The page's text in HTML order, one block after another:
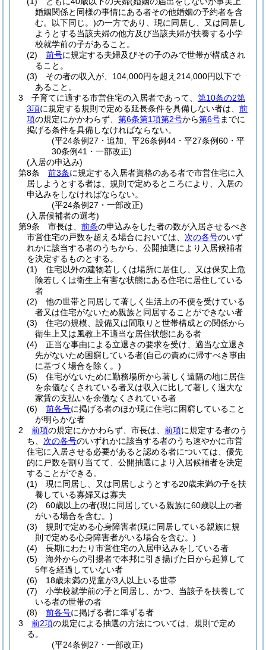
婚姻関係と同様の事情にある者その他婚姻の予約者を含
む。以下同じ。)の一方であり、現に同居し、又は同居し
ようとする当該夫婦の他方及び当該夫婦が扶養する小学
校就学前の子があること。
(2)
前号に規定する夫婦及びその子のみで世帯が構成され
ること。
(3)
その者の収入が、104,000円を超え214,000円以下で
あること。
3
子育てに適する市営住宅の入居者であって、 第10条の2第
3項に規定する規則で定める延長条件を具備しない者は、 前
項の規定にかかわらず、 第6条第1項第2号から第6号までに
掲げる条件を具備しなければならない。
(平24条例27・追加、平26条例44・平27条例60・平
30条例41・一部改正)
(入居の申込み)
第8条
前3条に規定する入居者資格のある者で市営住宅に入
居しようとする者は、規則で定めるところにより、入居の
申込みをしなければならない。
(平24条例27・一部改正)
(入居候補者の選考)
第9条
市長は、 前条の申込みをした者の数が入居させるべき
市営住宅の戸数を超える場合においては、 次の各号のいず
れかに該当する者のうちから、公開抽選により入居候補者
を決定するものとする。
(1)
住宅以外の建物若しくは場所に居住し、又は保安上危
険若しくは衛生上有害な状態にある住宅に居住している
者
(2)
他の世帯と同居して著しく生活上の不便を受けている
者又は住宅がないため親族と同居することができない者
(3)
住宅の規模、設備又は間取りと世帯構成との関係から
衛生上又は風教上不適当な居住状態にある者
(4)
正当な事由による立退きの要求を受け、適当な立退き
先がないため困窮している者(自己の責めに帰すべき事由
に基づく場合を除く。)
(5)
住宅がないために勤務場所から著しく遠隔の地に居住
を余儀なくされている者又は収入に比して著しく過大な
家賃の支払いを余儀なくされている者
(6)
前各号に掲げる者のほか現に住宅に困窮していること
が明らかな者
2
前項の規定にかかわらず、市長は、 前項に規定する者のう
ち、 次の各号のいずれかに該当する者のうち速やかに市営
住宅に入居させる必要があると認める者については、優先
的に戸数を割り当てて、公開抽選により入居候補者を決定
することができる。
(1)
現に同居し、又は同居しようとする20歳未満の子を扶
養している寡婦又は寡夫
(2)
60歳以上の者(現に同居している親族に60歳以上の者
がいる場合を含む。)
(3)
規則で定める心身障害者(現に同居している親族に規
則で定める心身障害者がいる場合を含む。)
(4)
長期にわたり市営住宅の入居申込みをしている者
(5)
海外からの引揚者で本邦に引き揚げた日から起算して
5年を経過していない者
(6)
18歳未満の児童が3人以上いる世帯
(7)
小学校就学前の子と同居し、かつ、当該子を扶養して
いる者の世帯の者
(8)
前各号に掲げる者に準ずる者
3
前2項の規定による抽選の方法については、規則で定め
る。
(平24条例27・一部改正)